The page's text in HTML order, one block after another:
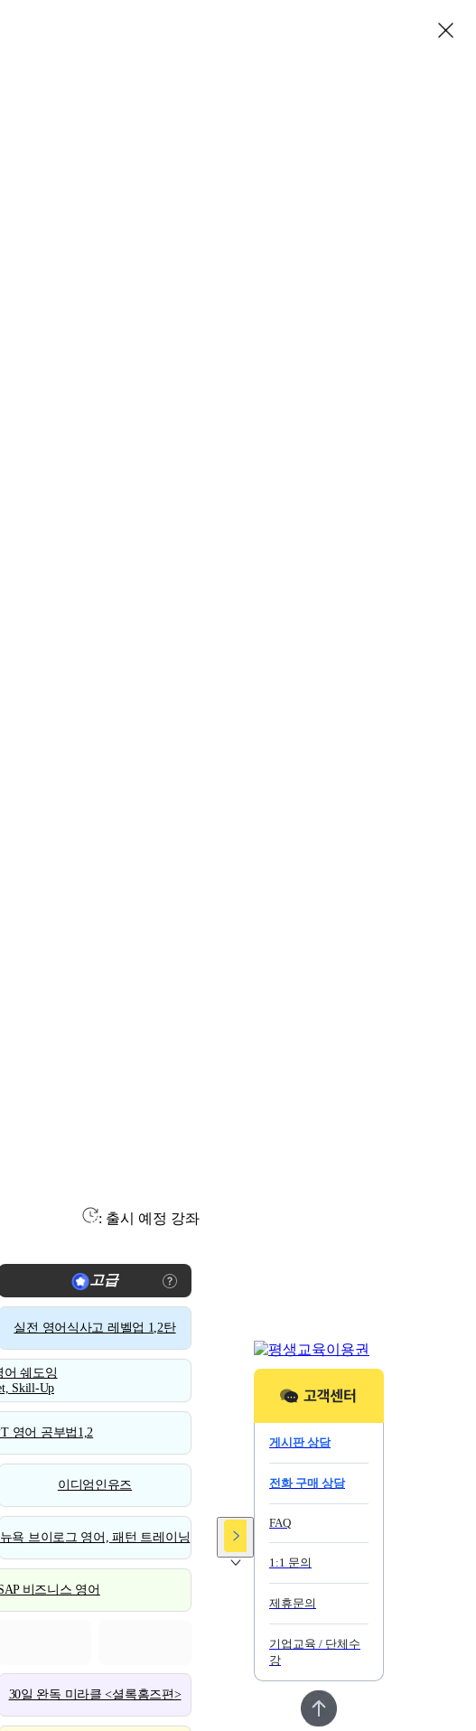
: 출시 예정 강좌
고급
실전 영어식사고 레벨업 1,2탄
어 쉐도잉
Skill-Up
영어 공부법1,2
이디엄인유즈
뉴욕 브이로그 영어, 패턴 트레이닝
비즈니스 영어
30일 완독 미라클 <셜록홈즈편>
게시판 상담
전화 구매 상담
FAQ
1:1 문의
제휴문의
기업교육 / 단체수
강